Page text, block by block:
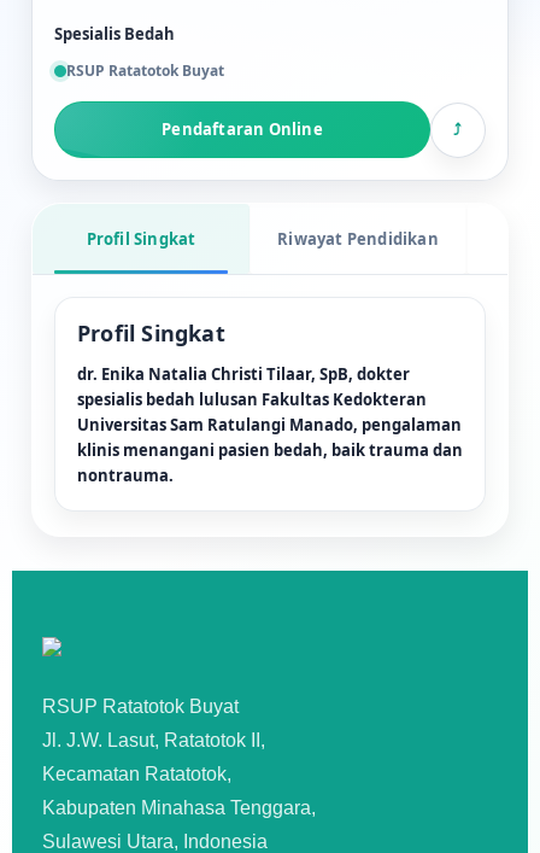
Spesialis Bedah
RSUP Ratatotok Buyat
Pendaftaran Online ⤴
Profil Singkat Riwayat Pendidikan
Profil Singkat
dr. Enika Natalia Christi Tilaar, SpB, dokter
spesialis bedah lulusan Fakultas Kedokteran
Universitas Sam Ratulangi Manado, pengalaman
klinis menangani pasien bedah, baik trauma dan
nontrauma.
RSUP Ratatotok Buyat
Jl. J.W. Lasut, Ratatotok II,
Kecamatan Ratatotok,
Kabupaten Minahasa Tenggara,
Sulawesi Utara, Indonesia